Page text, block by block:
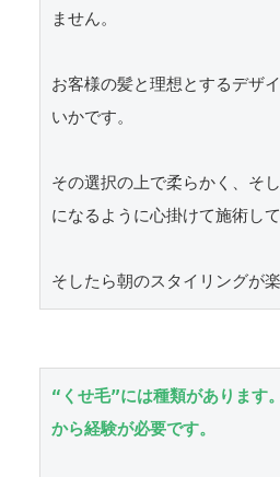
ません。
お客様の髪と理想とするデザ
いかです。
その選択の上で柔らかく、そ
になるように心掛けて施術して
そしたら朝のスタイリングが
“くせ毛”には種類があります
から経験が必要です。